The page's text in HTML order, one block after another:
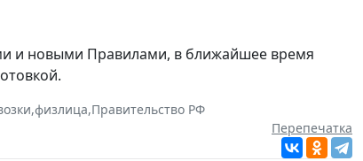
и новыми Правилами, в ближайшее время
,физлица,Правительство РФ
Перепечатка